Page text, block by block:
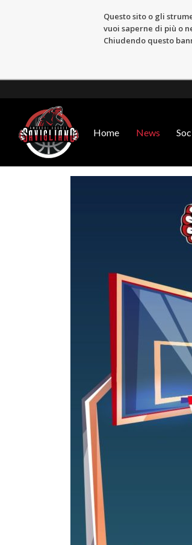
Questo sito o gli
vuoi saperne di più o
Chiudendo questo
Home News